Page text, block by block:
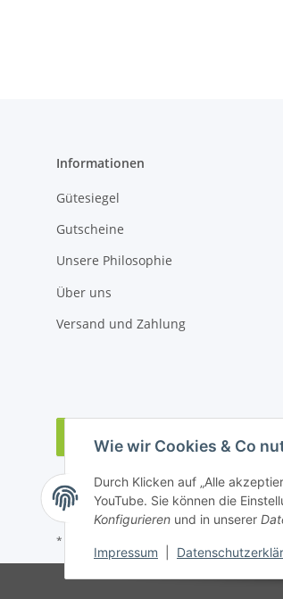
Wie wir Cookies & Co
Durch Klicken auf „Alle
YouTube. Sie können die
Konfigurieren und in unserer
Impressum
Informationen
Gütesiegel
Gutscheine
Unsere Philosophie
Über uns
Versand und Zahlung
Vertrag widerrufen
* Alle Preise inkl. gesetzlicher USt., zzgl.